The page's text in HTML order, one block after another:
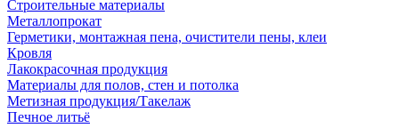
Строительные материалы
Металлопрокат
Герметики, монтажная пена, очистители пены, клеи
Кровля
Лакокрасочная продукция
Материалы для полов, стен и потолка
Метизная продукция/Такелаж
Печное литьё